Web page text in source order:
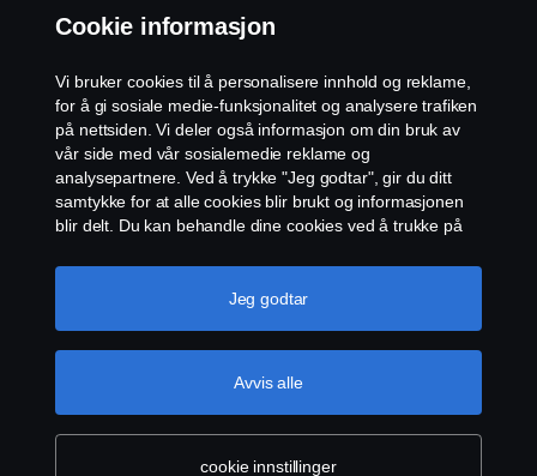
Etiske retningslinjer for leverandører
Cookie-innstillinger
143 Skøyen, 0277 Oslo Telefon: 22 06 45 00 epost:
sno.info@scania.com. Fakturaadresse:
invoice.no@scania.com
Cookie informasjon
Vi bruker cookies til å personalisere innhold og reklame,
for å gi sosiale medie-funksjonalitet og analysere trafiken
på nettsiden. Vi deler også informasjon om din bruk av
vår side med vår sosialemedie reklame og
analysepartnere. Ved å trykke "Jeg godtar", gir du ditt
samtykke for at alle cookies blir brukt og informasjonen
blir delt. Du kan behandle dine cookies ved å trukke på
en mer detaljert forklaring hvordan vi bruker cookies,
vennligst besøk vår cookies-erklæring, som du finner ved
cookie innstillinger
Avvis alle
Jeg godtar